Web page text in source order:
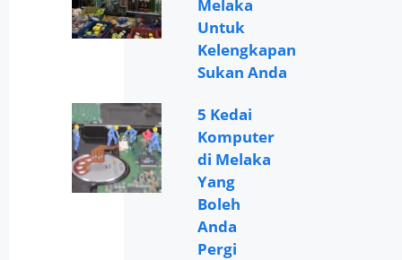
Melaka
Untuk
Kelengkapan
Sukan Anda
5 Kedai
Komputer
di Melaka
Yang
Boleh
Anda
Pergi